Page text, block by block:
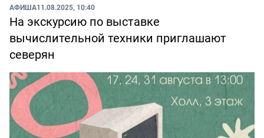
АФИША11.08.2025, 10:40
На экскурсию по выставке
вычислительной техники приглашают
северян